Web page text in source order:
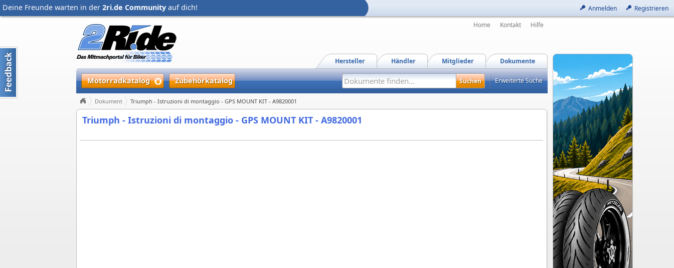
Anmelden Registrieren
Deine Freunde warten in der 2ri.de Community auf dich!
Home Kontakt Hilfe
Dokumente
Mitglieder
Händler
Hersteller
Motorradkatalog Zubehörkatalog Erweiterte Suche
Dokument Triumph - Istruzioni di montaggio - GPS MOUNT KIT - A9820001
Triumph - Istruzioni di montaggio - GPS MOUNT KIT - A9820001